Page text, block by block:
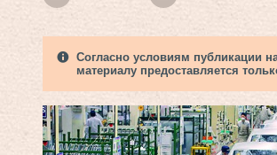
Согласно условиям публикации
материалу предоставляется